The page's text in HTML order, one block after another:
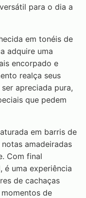
para o dia a
em tonéis de
adquire uma
encorpado e
realça seus
apreciada pura,
que pedem
em barris de
amadeiradas
Com final
é uma experiência
de cachaças
de